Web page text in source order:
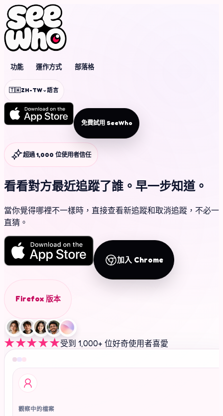
功能 運作方式 部落格
🇹🇼ZH-TW⌄語言
免費試用 SeeWho
超過 1,000 位使用者信任
看看對方最近追蹤了誰。 早一步知道。
當你覺得哪裡不一樣時，直接查看新追蹤和取消追蹤，不必一
直猜。
加入 Chrome
Firefox 版本
★★★★★受到 1,000+ 位好奇使用者喜愛
觀察中的檔案